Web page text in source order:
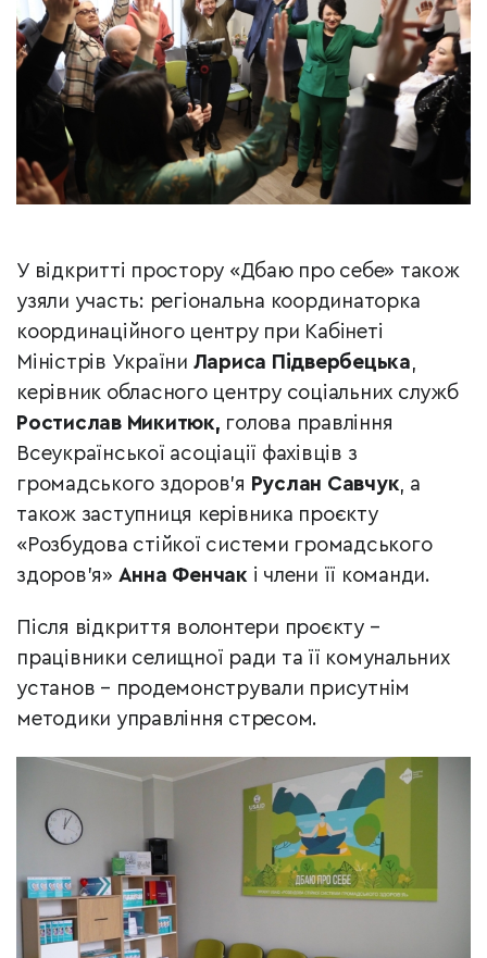
У відкритті простору «Дбаю про себе» також
узяли участь: регіональна координаторка
координаційного центру при Кабінеті
Міністрів України Лариса Підвербецька
керівник обласного центру соціальних служб
Ростислав Микитюк, голова правління
Всеукраїнської асоціації фахівців з
громадського здоров’я Руслан Савчук , а
також заступниця керівника проєкту
«Розбудова стійкої системи громадського
здоров’я» Анна Фенчак і члени її команди.
Після відкриття волонтери проєкту –
працівники селищної ради та її комунальних
установ – продемонстрували присутнім
методики управління стресом.